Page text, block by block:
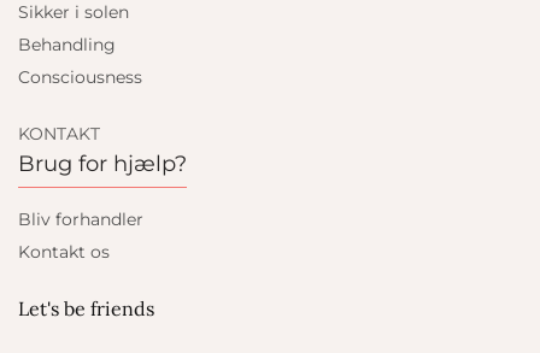
Sikker i solen
Behandling
Consciousness
KONTAKT
Brug for hjælp?
Bliv forhandler
Kontakt os
Let's be friends